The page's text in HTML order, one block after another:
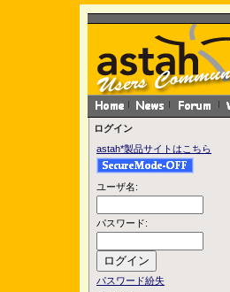
ログイン
astah*製品サイトはこちら
ユーザ名:
パスワード:
パスワード紛失